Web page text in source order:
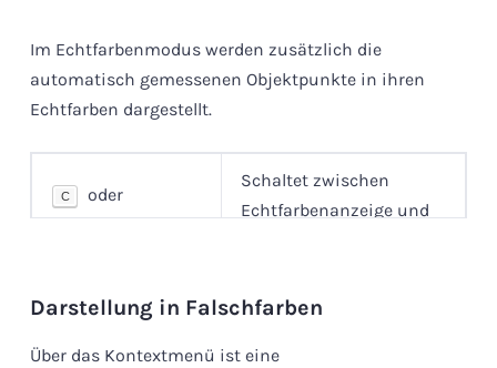
Im Echtfarbenmodus werden zusätzlich die
automatisch gemessenen Objektpunkte in ihren
Echtfarben dargestellt.
C
oder
Kontextmenü
Schaltet zwischen
Echtfarbenanzeige und
Darstellung in Falschfarben
Über das Kontextmenü ist eine